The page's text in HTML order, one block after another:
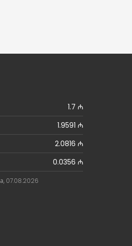
1.7 ₼
1.9591 ₼
2.0816 ₼
0.0356 ₼
07.08.2026